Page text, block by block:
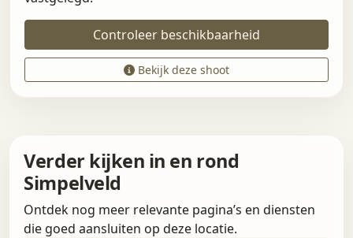
Controleer beschikbaarheid
Bekijk deze shoot
Verder kijken in en rond
Simpelveld
Ontdek nog meer relevante pagina’s en diensten
die goed aansluiten op deze locatie.